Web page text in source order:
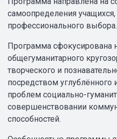
самоопределения
профессионального выбора.
Программа сфокусирована
общегуманитарного
творческого и
посредством углублённого
проблем социально-
совершенствовании
способностей.